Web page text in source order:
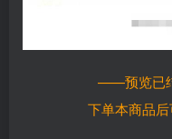
——预览已
下单本商品